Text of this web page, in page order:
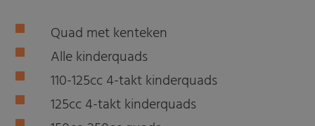
Quad met kenteken
Alle kinderquads
110-125cc 4-takt kinderquads
125cc 4-takt kinderquads